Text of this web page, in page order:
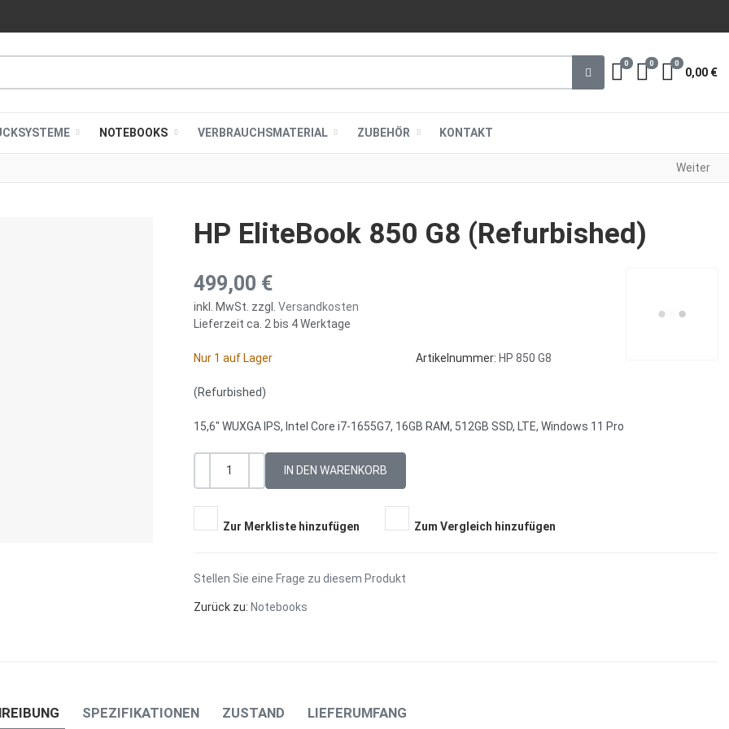
Merkliste
0 Vergleichen
0 0
0,00 €
NOTEBOOKS VERBRAUCHSMATERIAL ZUBEHÖR KONTAKT
Weiter
HP EliteBook 850 G8 (Refurbished)
499,00 €
inkl. MwSt. zzgl. Versandkosten
Lieferzeit ca. 2 bis 4 Werktage
Nur 1 auf Lager Artikelnummer: HP 850 G8
(Refurbished)
15,6" WUXGA IPS, Intel Core i7-1655G7, 16GB RAM, 512GB SSD, LTE, Windows 11 Pro
Zur Merkliste hinzufügen Zum Vergleich hinzufügen
Stellen Sie eine Frage zu diesem Produkt
Zurück zu: Notebooks
SPEZIFIKATIONEN ZUSTAND LIEFERUMFANG